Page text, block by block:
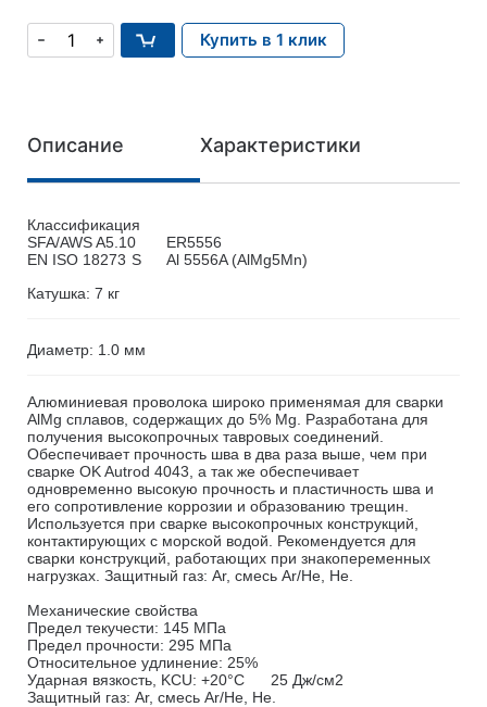
Купить в 1 клик
Описание Характеристики
Классификация
SFA/AWS A5.10
ER5556
EN ISO 18273 S
Al 5556A (AlMg5Mn)
Катушка: 7 кг
Диаметр: 1.0 мм
Алюминиевая проволока широко применямая для сварки
AlMg сплавов, содержащих до 5% Mg. Разработана для
получения высокопрочных тавровых соединений.
Обеспечивает прочность шва в два раза выше, чем при
сварке OK Autrod 4043, а так же обеспечивает
одновременно высокую прочность и пластичность шва и
его сопротивление коррозии и образованию трещин.
Используется при сварке высокопрочных конструкций,
контактирующих с морской водой. Рекомендуется для
сварки конструкций, работающих при знакопеременных
нагрузках. Защитный газ: Ar, смесь Ar/He, He.
Механические свойства
Предел текучести: 145 МПа
Предел прочности: 295 МПа
Относительное удлинение: 25%
Ударная вязкость, KCU: +20°C
25 Дж/см2
Защитный газ: Ar, смесь Ar/He, He.